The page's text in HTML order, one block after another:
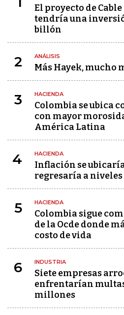
El proyecto de
tendría una
billón
2 ANÁLISIS
Más Hayek, mucho
3 HACIENDA
Colombia se ubica
con mayor
América Latina
4 HACIENDA
Inflación se
regresaría a
5 HACIENDA
Colombia sigue
de la Ocde donde
costo de vida
6 INDUSTRIA
Siete empresas
enfrentarían multas
millones